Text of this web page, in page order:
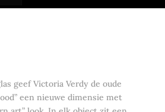
geef Victoria Verdy de oude
een nieuwe dimensie met